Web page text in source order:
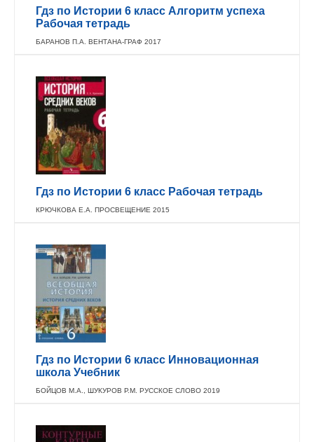
Гдз по Истории 6 класс Алгоритм успеха
Рабочая тетрадь
БАРАНОВ П.А. ВЕНТАНА-ГРАФ 2017
Гдз по Истории 6 класс Рабочая тетрадь
КРЮЧКОВА Е.А. ПРОСВЕЩЕНИЕ 2015
Гдз по Истории 6 класс Инновационная
школа Учебник
БОЙЦОВ М.А., ШУКУРОВ Р.М. РУССКОЕ СЛОВО 2019